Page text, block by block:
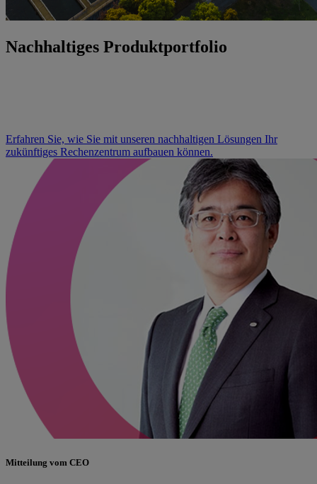
Nachhaltiges Produktportfolio
Erfahren Sie, wie Sie mit unseren nachhaltigen Lösungen Ihr
zukünftiges Rechenzentrum aufbauen können.
Mitteilung vom CEO